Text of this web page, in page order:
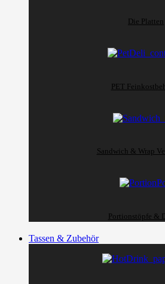
Die Platten
PET
Sandwich & Wrap
Portionstöpfe &
Tassen & Zubehör